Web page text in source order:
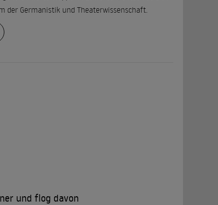
der Germanistik und Theaterwissenschaft.
brachte ihm 2007 den Bayerischen Filmpreis,
ein. 2019 erhielt er den Bayerischen
Retla e. V., der sich für ältere Menschen einsetzt.
und flog davon